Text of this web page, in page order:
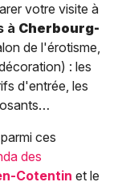
votre visite à
à Cherbourg-
de l'érotisme,
: les
d'entrée, les
ces
des
Cotentin et le